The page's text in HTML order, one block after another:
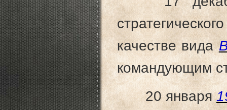
качестве вида
командующим
20 января